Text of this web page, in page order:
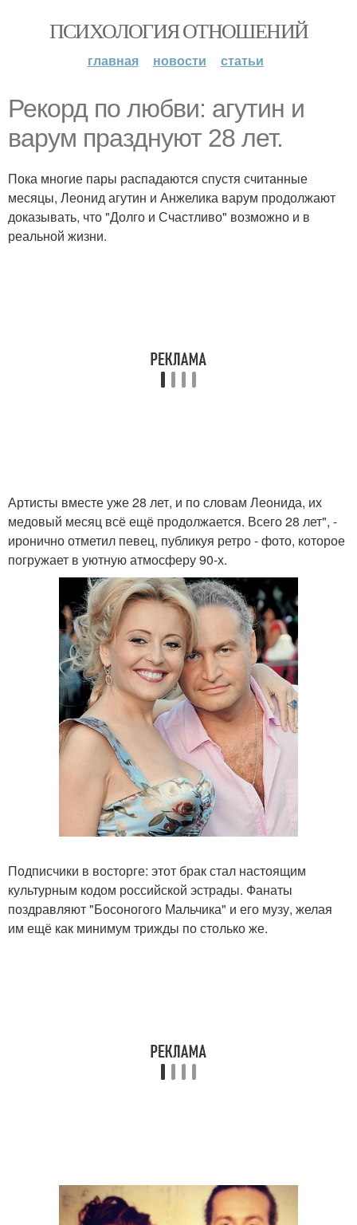
ПСИХОЛОГИЯ ОТНОШЕНИЙ
главная новости статьи
Рекорд по любви: агутин и
варум празднуют 28 лет.
Пока многие пары распадаются спустя считанные
месяцы, Леонид агутин и Анжелика варум продолжают
доказывать, что "Долго и Счастливо" возможно и в
реальной жизни.
Артисты вместе уже 28 лет, и по словам Леонида, их
медовый месяц всё ещё продолжается. Всего 28 лет", -
иронично отметил певец, публикуя ретро - фото, которое
погружает в уютную атмосферу 90-х.
Подписчики в восторге: этот брак стал настоящим
культурным кодом российской эстрады. Фанаты
поздравляют "Босоногого Мальчика" и его музу, желая
им ещё как минимум трижды по столько же.